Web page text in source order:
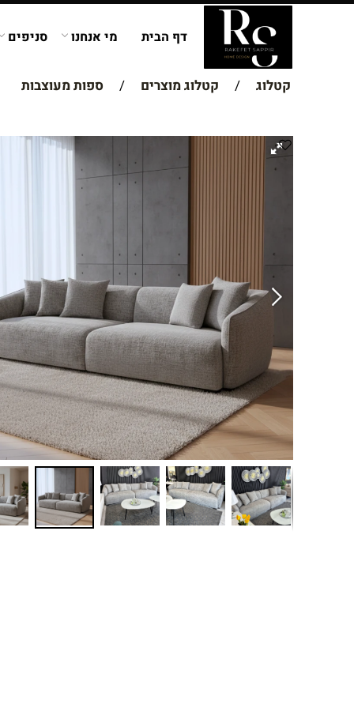
דף הבית מי אנחנו סניפים
קטלוג / קטלוג מוצרים / ספות מעוצבות